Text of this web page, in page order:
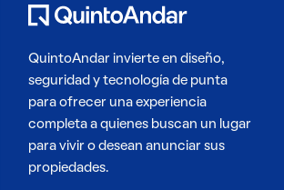
QuintoAndar invierte en diseño,
seguridad y tecnología de punta
para ofrecer una experiencia
completa a quienes buscan un lugar
para vivir o desean anunciar sus
propiedades.